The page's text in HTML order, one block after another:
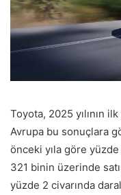
Toyota, 2025 yılının
Avrupa bu sonuçlara
önceki yıla göre
321 binin üzerinde
yüzde 2 civarında